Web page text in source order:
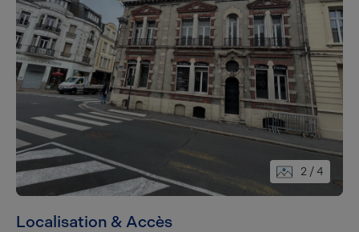
2 / 4
Localisation & Accès